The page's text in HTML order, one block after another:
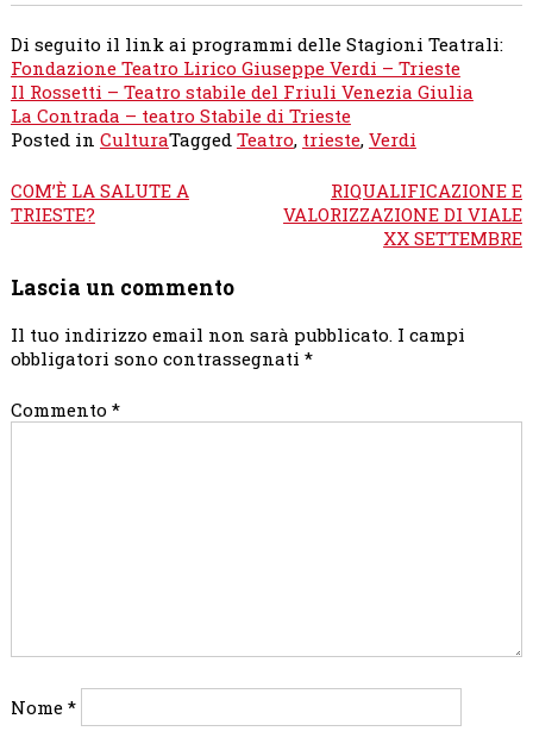
Di seguito il link ai programmi delle Stagioni Teatrali:
Fondazione Teatro Lirico Giuseppe Verdi – Trieste
Il Rossetti – Teatro stabile del Friuli Venezia Giulia
La Contrada – teatro Stabile di Trieste
Posted in CulturaTagged Teatro, trieste, Verdi
Navigazione
articoli
COM’È LA SALUTE A
TRIESTE?
RIQUALIFICAZIONE E
VALORIZZAZIONE DI VIALE
XX SETTEMBRE
Lascia un commento
Il tuo indirizzo email non sarà pubblicato. I campi
obbligatori sono contrassegnati *
Commento *
Nome *